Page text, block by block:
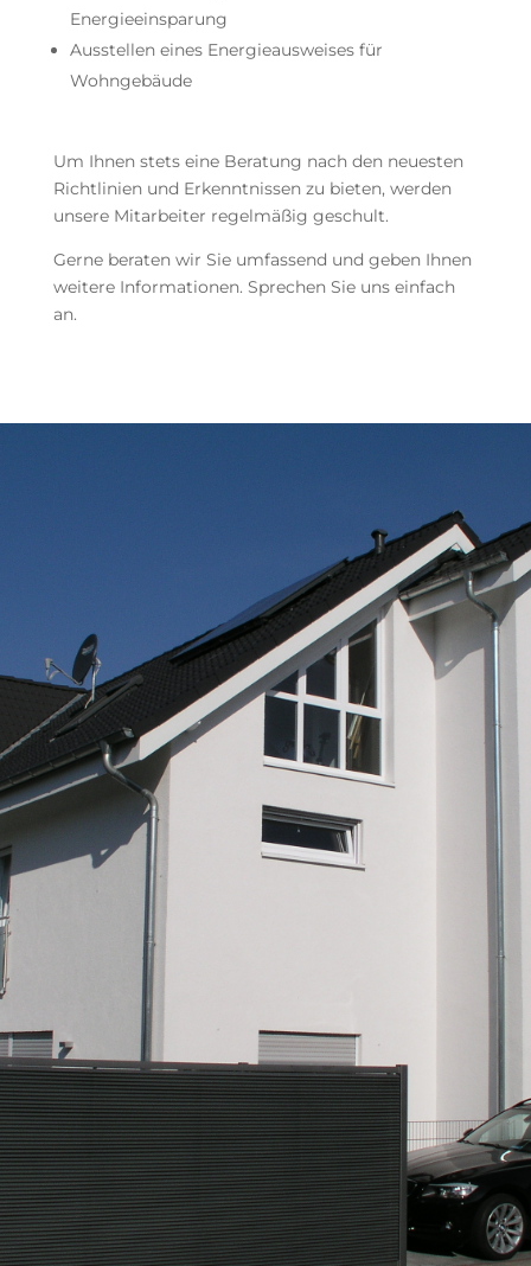
Energieeinsparung
Ausstellen eines Energieausweises für
Wohngebäude
Um Ihnen stets eine Beratung nach den neuesten
Richtlinien und Erkenntnissen zu bieten, werden
unsere Mitarbeiter regelmäßig geschult.
Gerne beraten wir Sie umfassend und geben Ihnen
weitere Informationen. Sprechen Sie uns einfach
an.